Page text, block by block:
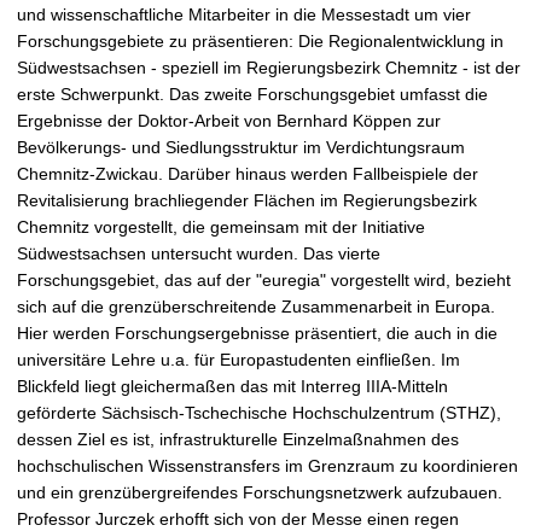
und wissenschaftliche Mitarbeiter in die Messestadt um vier
Forschungsgebiete zu präsentieren: Die Regionalentwicklung in
Südwestsachsen - speziell im Regierungsbezirk Chemnitz - ist der
erste Schwerpunkt. Das zweite Forschungsgebiet umfasst die
Ergebnisse der Doktor-Arbeit von Bernhard Köppen zur
Bevölkerungs- und Siedlungsstruktur im Verdichtungsraum
Chemnitz-Zwickau. Darüber hinaus werden Fallbeispiele der
Revitalisierung brachliegender Flächen im Regierungsbezirk
Chemnitz vorgestellt, die gemeinsam mit der Initiative
Südwestsachsen untersucht wurden. Das vierte
Forschungsgebiet, das auf der "euregia" vorgestellt wird, bezieht
sich auf die grenzüberschreitende Zusammenarbeit in Europa.
Hier werden Forschungsergebnisse präsentiert, die auch in die
universitäre Lehre u.a. für Europastudenten einfließen. Im
Blickfeld liegt gleichermaßen das mit Interreg IIIA-Mitteln
geförderte Sächsisch-Tschechische Hochschulzentrum (STHZ),
dessen Ziel es ist, infrastrukturelle Einzelmaßnahmen des
hochschulischen Wissenstransfers im Grenzraum zu koordinieren
und ein grenzübergreifendes Forschungsnetzwerk aufzubauen.
Professor Jurczek erhofft sich von der Messe einen regen